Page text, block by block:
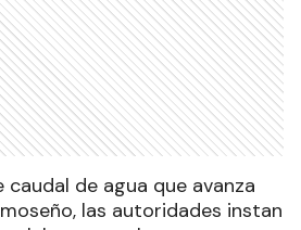
de agua que avanza
las autoridades instan